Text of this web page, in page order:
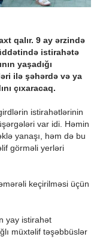
qalır. 9 ay ərzində
istirahətə
yaşadığı
ilə şəhərdə və ya
çıxaracaq.
istirahətlərinin
var idi. Həmin
yanaşı, həm də bu
görməli yerləri
keçirilməsi üçün
yay istirahət
müxtəlif təşəbbüslər